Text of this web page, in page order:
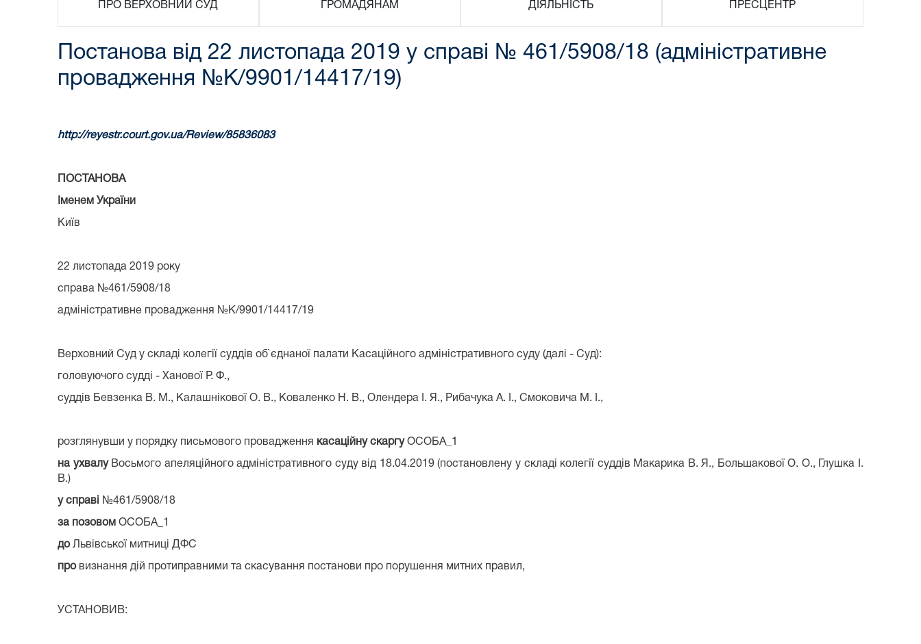
ПРО ВЕРХОВНИЙ СУД ГРОМАДЯНАМ ДІЯЛЬНІСТЬ ПРЕСЦЕНТР
Постанова від 22 листопада 2019 у справі № 461/5908/18 (адміністративне
провадження №К/9901/14417/19)
http://reyestr.court.gov.ua/Review/85836083
ПОСТАНОВА
Іменем України
Київ
22 листопада 2019 року
справа №461/5908/18
адміністративне провадження №К/9901/14417/19
Верховний Суд у складі колегії суддів об`єднаної палати Касаційного адміністративного суду (далі - Суд):
головуючого судді - Ханової Р. Ф.,
суддів Бевзенка В. М., Калашнікової О. В., Коваленко Н. В., Олендера І. Я., Рибачука А. І., Смоковича М. І.,
розглянувши у порядку письмового провадження касаційну скаргуОСОБА_1
на ухвалуВосьмого апеляційного адміністративного суду від 18.04.2019 (постановлену у складі колегії суддів Макарика В. Я., Большакової О. О., Глушка І.
В.)
у справі №461/5908/18
за позовом ОСОБА_1
до Львівської митниці ДФС
провизнання дій протиправними та скасування постанови про порушення митних правил,
УСТАНОВИВ: